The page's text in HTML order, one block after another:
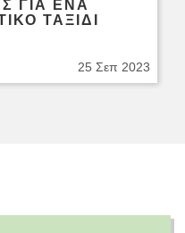
ΓΙΑ ΈΝΑ
ΤΑΞΊΔΙ
25 Σεπ 2023